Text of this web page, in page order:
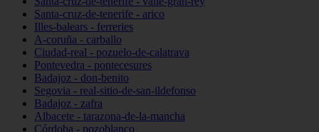
Santa-cruz-de-tenerife - arico
Illes-balears - ferreries
A-coruña - carballo
Ciudad-real - pozuelo-de-calatrava
Pontevedra - pontecesures
Badajoz - don-benito
Segovia - real-sitio-de-san-ildefonso
Badajoz - zafra
Albacete - tarazona-de-la-mancha
Córdoba - pozoblanco